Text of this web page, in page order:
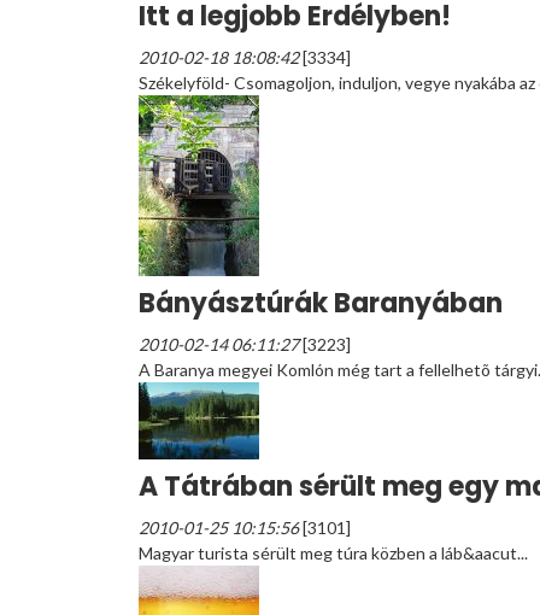
Itt a legjobb Erdélyben!
2010-02-18 18:08:42[3334]
Székelyföld- Csomagoljon, induljon, vegye nyakába az
Bányásztúrák Baranyában
2010-02-14 06:11:27[3223]
A Baranya megyei Komlón még tart a fellelhetõ
A Tátrában sérült meg egy
2010-01-25 10:15:56[3101]
Magyar turista sérült meg túra közben a láb&aacut...